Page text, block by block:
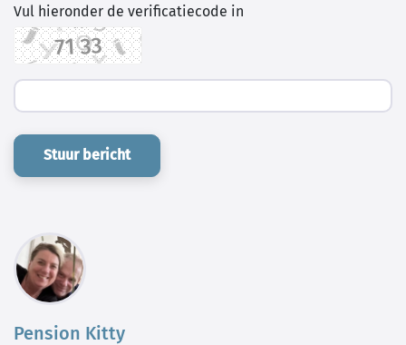
Vul hieronder de verificatiecode in
Stuur bericht
Pension Kitty